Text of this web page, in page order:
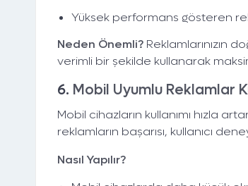
Yüksek performans gösteren
Neden Önemli? Reklamlarınızın
verimli bir şekilde kullanarak
6. Mobil Uyumlu Reklamlar
Mobil cihazların kullanımı hızla
reklamların başarısı, kullanıcı
Nasıl Yapılır?